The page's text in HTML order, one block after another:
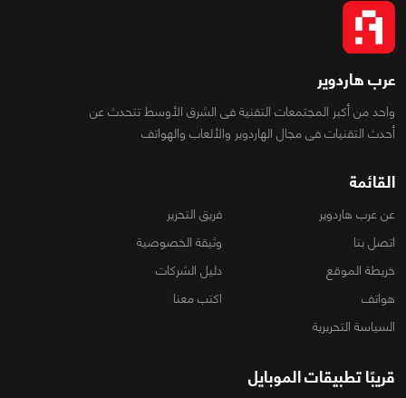
عرب هاردوير
واحد من أكبر المجتمعات التقنية فى الشرق الأوسط تتحدث عن
أحدث التقنيات فى مجال الهاردوير والألعاب والهواتف
القائمة
عن عرب هاردوير
فريق التحرير
اتصل بنا
وثيقة الخصوصية
خريطة الموقع
دليل الشركات
هواتف
اكتب معنا
السياسة التحريرية
قريبًا تطبيقات الموبايل